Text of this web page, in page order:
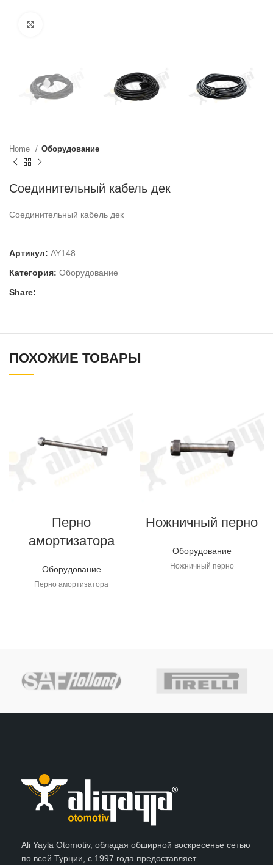
Home Оборудование
Соединительный кабель дек
Соединительный кабель дек
Артикул: AY148
Категория: Оборудование
Share:
ПОХОЖИЕ ТОВАРЫ
Перно
амортизатора
Оборудование
Перно амортизатора
Ножничный перно
Оборудование
Ножничный перно
Ali Yayla Otomotiv, обладая обширной воскресенье сетью
по всей Турции, с 1997 года предоставляет